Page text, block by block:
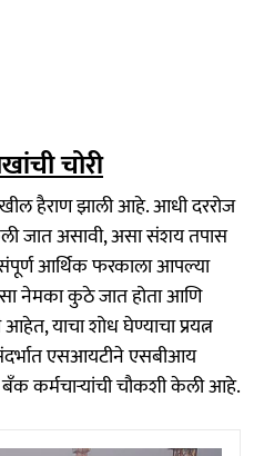
चोरी
हैराण झाली आहे. आधी दररोज
जात असावी, असा संशय तपास
आर्थिक फरकाला आपल्या
नेमका कुठे जात होता आणि
याचा शोध घेण्याचा प्रयत्न
एसआयटीने एसबीआय
कर्मचाऱ्यांची चौकशी केली आहे.